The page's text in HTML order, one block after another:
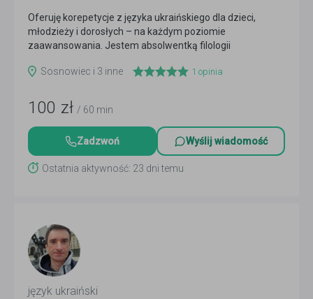
Oferuję korepetycje z języka ukraińskiego dla dzieci,
młodzieży i dorosłych – na każdym poziomie
zaawansowania. Jestem absolwentką filologii
Sosnowiec i 3 inne
1 opinia
100 zł / 60 min
Zadzwoń Wyślij wiadomość
Ostatnia aktywność: 23 dni temu
język ukraiński